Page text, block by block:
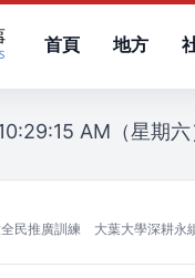
首頁 地方
AM（星期六
民推廣訓練 大葉大學深耕永